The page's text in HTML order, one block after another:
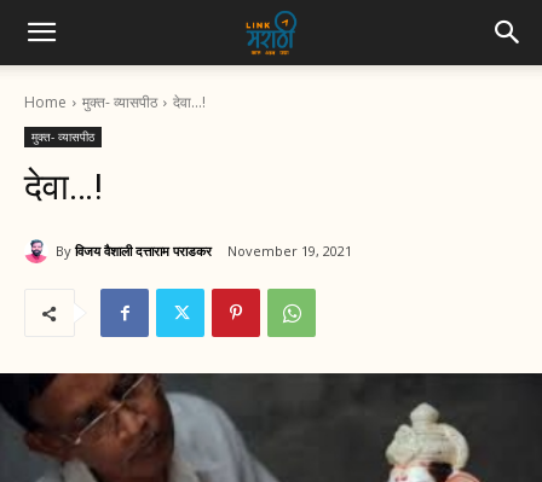
Home मुक्त- व्यासपीठ देवा…!
मुक्त- व्यासपीठ
देवा…!
By विजय वैशाली दत्ताराम पराडकर November 19, 2021